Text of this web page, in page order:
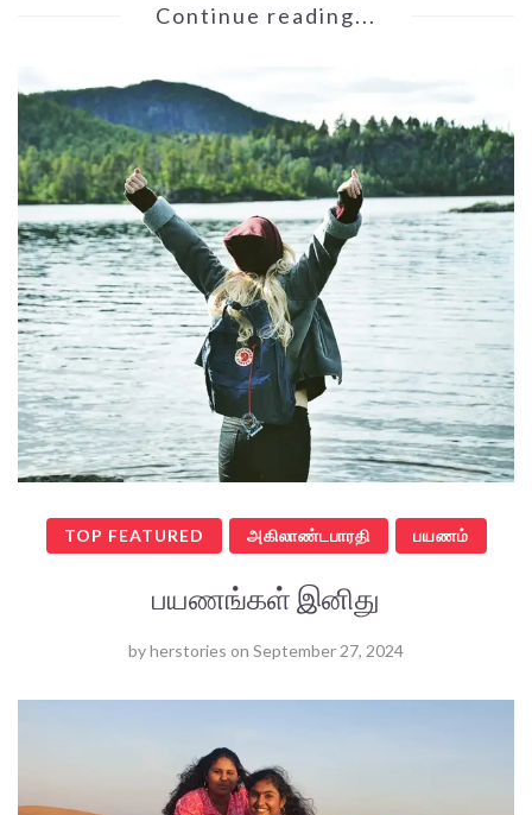
Continue reading...
TOP FEATURED அகிலாண்டபாரதி பயணம்
பயணங்கள் இனிது
byherstories on September 27, 2024